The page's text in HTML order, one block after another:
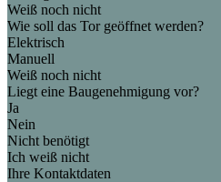
Weiß noch nicht
Wie soll das Tor geöffnet werden?
Elektrisch
Manuell
Weiß noch nicht
Liegt eine Baugenehmigung vor?
Ja
Nein
Nicht benötigt
Ich weiß nicht
Ihre Kontaktdaten